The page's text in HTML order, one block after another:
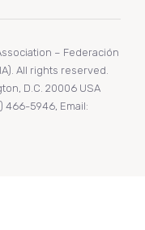
– Federación
All rights reserved.
D.C. 20006 USA
466-5946, Email: